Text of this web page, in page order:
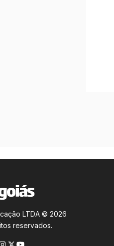
LTDA © 2026
reservados.